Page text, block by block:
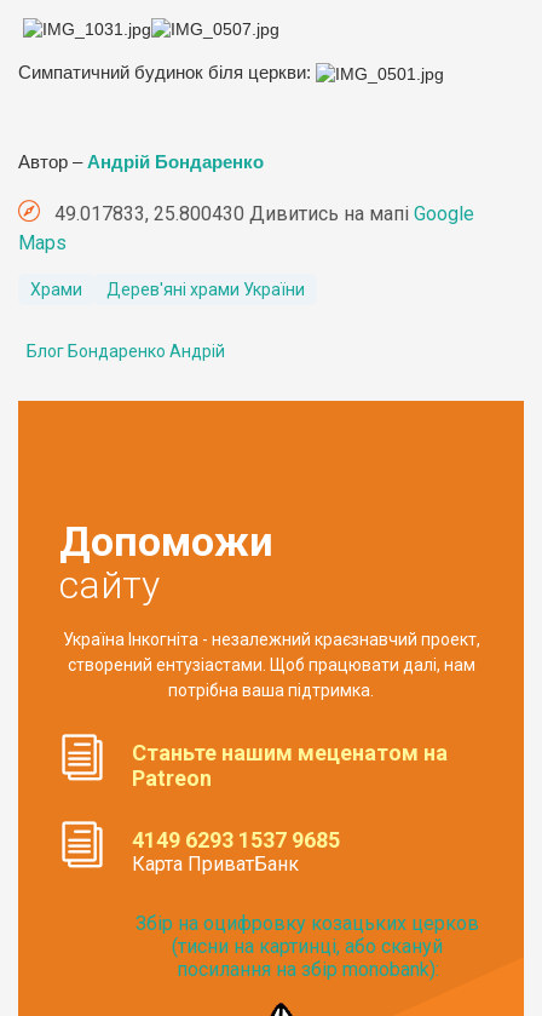
Симпатичний будинок біля церкви:
Автор –Андрій Бондаренко
49.017833, 25.800430 Дивитись на мапі Google
Maps
Храми Дерев'яні храми України
Блог Бондаренко Андрій
Допоможи
сайту
Україна Інкогніта - незалежний краєзнавчий проект,
створений ентузіастами. Щоб працювати далі, нам
потрібна ваша підтримка.
Станьте нашим меценатом на
Patreon
4149 6293 1537 9685
Карта ПриватБанк
Збір на оцифровку козацьких церков
(тисни на картинці, або скануй
посилання на збір monobank):